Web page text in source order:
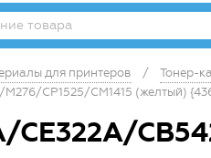
для принтеров / Тонер-
CP1525/CM1415 (желтый)